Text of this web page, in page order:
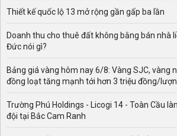
Thiết kế quốc lộ 13 mở rộng gần gấp ba lần
Doanh thu cho thuê đất không bằng bán nhà
Đức nói gì?
Bảng giá vàng hôm nay 6/8: Vàng SJC, vàng
đồng loạt tăng mạnh tới hơn 3 triệu đồng/
Trường Phú Holdings - Licogi 14 - Toàn Cầu
đội tại Bắc Cam Ranh